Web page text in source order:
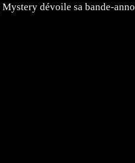
dévoile sa bande-